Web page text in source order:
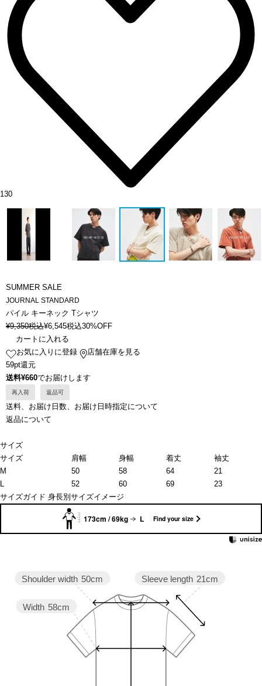
130
SUMMER SALE
JOURNAL STANDARD
パイル キーネック Tシャツ
¥9,350税込¥6,545税込30%OFF
カートに入れる
お気に入りに登録
店舗在庫を見る
59pt還元
送料¥660でお届けします
再入荷 返品可
送料、お届け日数、お届け日時指定について
返品について
サイズ
サイズ
肩幅 身幅 着丈
袖丈
M
50 58 64
21
L
52 60 69
23
サイズガイド 身長別サイズイメージ
173cm / 69kg L Find your size
Sleeve length 21cm
Width 58cm
Shoulder width 50cm